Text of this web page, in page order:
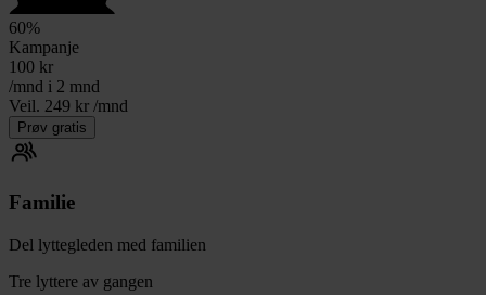
60%
Kampanje
100 kr
/mnd i 2 mnd
Veil. 249 kr /mnd
Prøv gratis
Familie
Del lyttegleden med familien
Tre lyttere av gangen